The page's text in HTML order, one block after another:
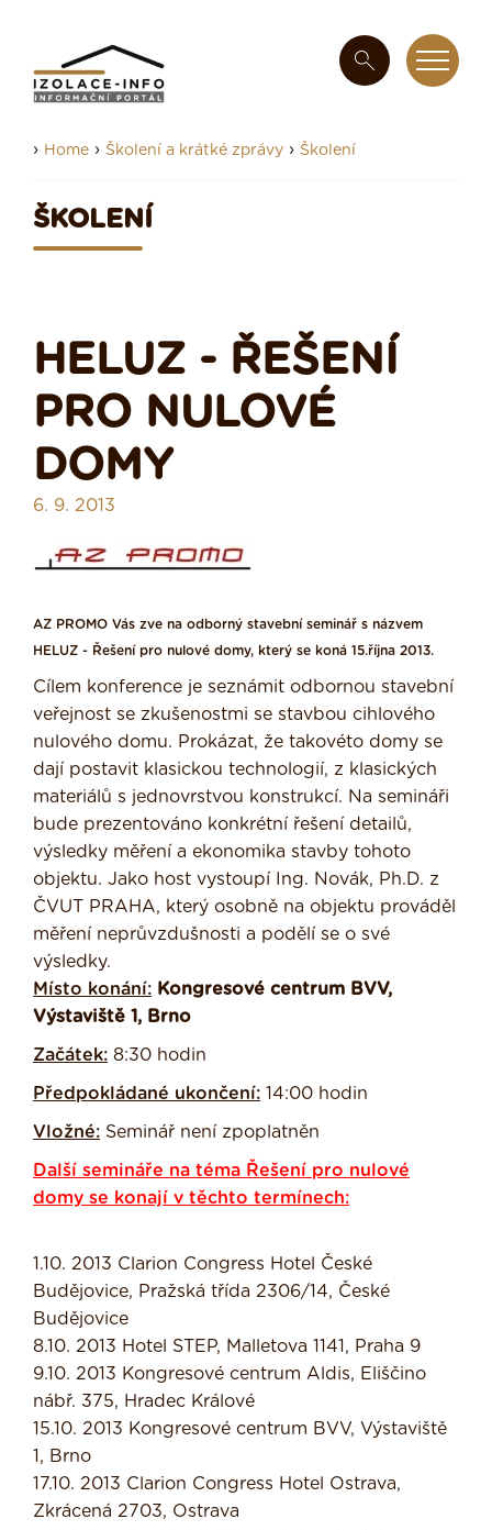
› Home › Školení a krátké zprávy › Školení
ŠKOLENÍ
HELUZ - ŘEŠENÍ
PRO NULOVÉ
DOMY
6. 9. 2013
AZ PROMO Vás zve na odborný stavební seminář s názvem
HELUZ - Řešení pro nulové domy, který se koná 15.října 2013.
Cílem konference je seznámit odbornou stavební
veřejnost se zkušenostmi se stavbou cihlového
nulového domu. Prokázat, že takovéto domy se
dají postavit klasickou technologií, z klasických
materiálů s jednovrstvou konstrukcí. Na semináři
bude prezentováno konkrétní řešení detailů,
výsledky měření a ekonomika stavby tohoto
objektu. Jako host vystoupí Ing. Novák, Ph.D. z
ČVUT PRAHA, který osobně na objektu prováděl
měření neprůvzdušnosti a podělí se o své
výsledky.
Místo konání: Kongresové centrum BVV,
Výstaviště 1, Brno
Začátek: 8:30 hodin
Předpokládané ukončení: 14:00 hodin
Vložné: Seminář není zpoplatněn
Další semináře na téma Řešení pro nulové
domy se konají v těchto termínech:
1.10. 2013 Clarion Congress Hotel České
Budějovice, Pražská třída 2306/14, České
Budějovice
8.10. 2013 Hotel STEP, Malletova 1141, Praha 9
9.10. 2013 Kongresové centrum Aldis, Eliščino
nábř. 375, Hradec Králové
15.10. 2013 Kongresové centrum BVV, Výstaviště
1, Brno
17.10. 2013 Clarion Congress Hotel Ostrava,
Zkrácená 2703, Ostrava